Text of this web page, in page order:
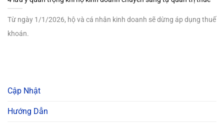
Từ ngày 1/1/2026, hộ và cá nhân kinh doanh sẽ dừng áp dụng thuế
khoán.
Cập Nhật
Hướng Dẫn